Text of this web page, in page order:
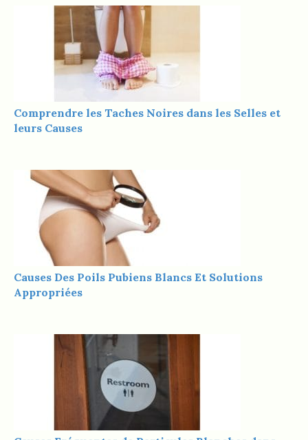
Comprendre les Taches Noires dans les Selles et
leurs Causes
Causes Des Poils Pubiens Blancs Et Solutions
Appropriées